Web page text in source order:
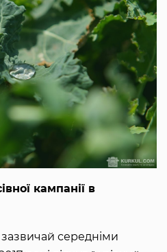
кампанії в
зазвичай середніми